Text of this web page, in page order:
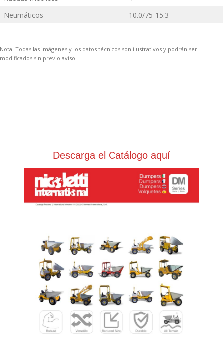
Neumáticos
10.0/75-15.3
Nota: Todas las imágenes y los datos técnicos son ilustrativos y podrán ser
modificados sin previo aviso.
Descarga el Catálogo aquí